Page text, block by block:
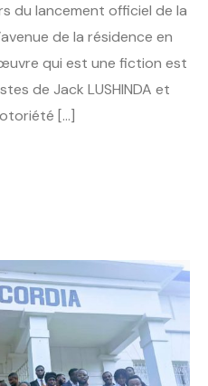
du lancement officiel de la
de la résidence en
qui est une fiction est
de Jack LUSHINDA et
[…]